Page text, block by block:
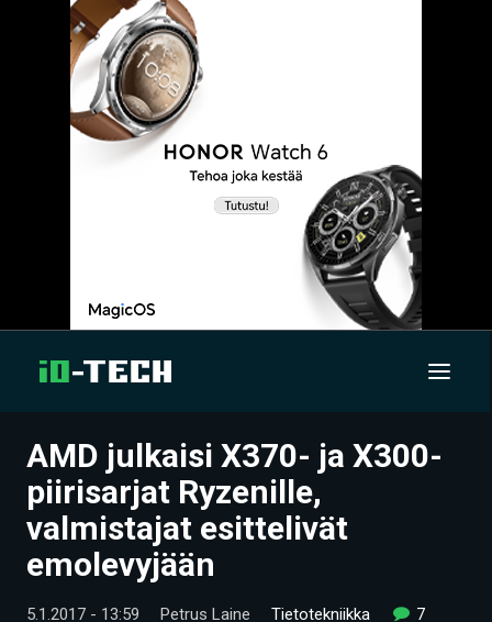
UUTISET
ARTIKKELIT
VIDEOT
TECHBBS
AMD julkaisi X370- ja X300-
piirisarjat Ryzenille,
valmistajat esittelivät
emolevyjään
5.1.2017 - 13:59 Petrus Laine Tietotekniikka 7